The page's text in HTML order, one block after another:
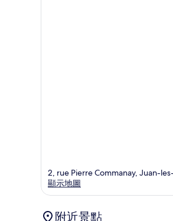
2, rue Pierre Commanay, Juan-
顯示地圖
附近景點